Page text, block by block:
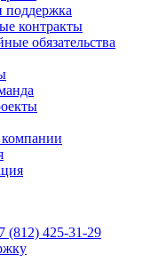
поддержка
контракты
обязательства
компании
(812) 425-31-29